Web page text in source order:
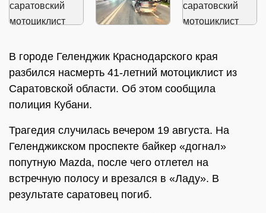
В городе Геленджик Краснодарского края
разбился насмерть 41-летний мотоциклист из
Саратовской области. Об этом сообщила
полиция Кубани.
Трагедия случилась вечером 19 августа. На
Геленджикском проспекте байкер «догнал»
попутную Mazda, после чего отлетел на
встречную полосу и врезался в «Ладу». В
результате саратовец погиб.